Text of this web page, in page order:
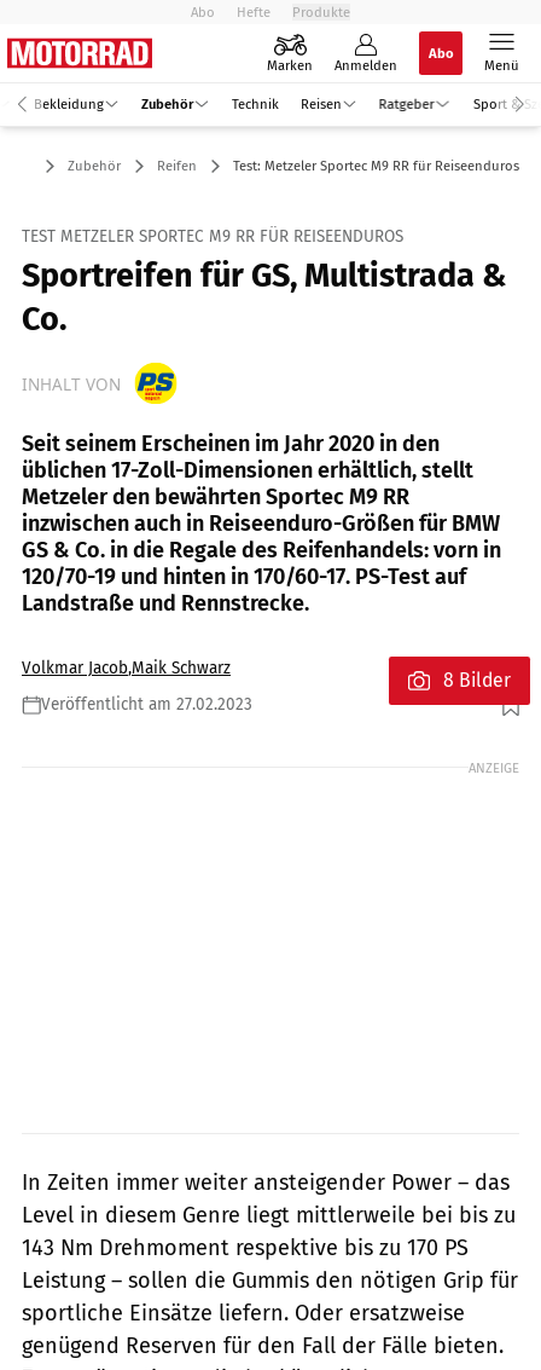
Abo Hefte Produkte
Marken Anmelden
Abo
Menü
Bekleidung Zubehör Technik Reisen Ratgeber Sport &
Zubehör Reifen Test: Metzeler Sportec M9 RR für Reiseenduros
TEST METZELER SPORTEC M9 RR FÜR REISEENDUROS
Sportreifen für GS, Multistrada &
Co.
INHALT VON
Seit seinem Erscheinen im Jahr 2020 in den
üblichen 17-Zoll-Dimensionen erhältlich, stellt
Metzeler den bewährten Sportec M9 RR
inzwischen auch in Reiseenduro-Größen für BMW
GS & Co. in die Regale des Reifenhandels: vorn in
120/70-19 und hinten in 170/60-17. PS-Test auf
Landstraße und Rennstrecke.
Volkmar Jacob,Maik Schwarz
Veröffentlicht am 27.02.2023
Foto: Rossen Gargolov
8 Bilder
ANZEIGE
In Zeiten immer weiter ansteigender Power – das
Level in diesem Genre liegt mittlerweile bei bis zu
143 Nm Drehmoment respektive bis zu 170 PS
Leistung – sollen die Gummis den nötigen Grip für
sportliche Einsätze liefern. Oder ersatzweise
genügend Reserven für den Fall der Fälle bieten.